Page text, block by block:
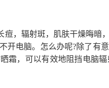
痘，辐射斑，肌肤干燥晦暗
开电脑。怎么办呢?除了有
霜，可以有效地阻挡电脑